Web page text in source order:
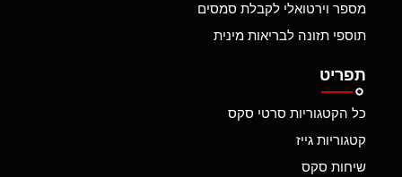
מספר וירטואלי לקבלת סמסים
תוספי תזונה לבריאות מינית
תפריט
כל הקטגוריות סרטי סקס
קטגוריות גייז
שיחות סקס